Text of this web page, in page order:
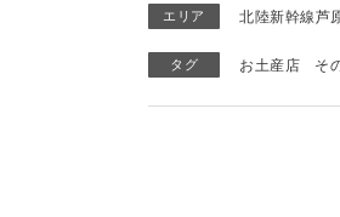
エリア 北陸新幹線芦
タグ お土産店 そ